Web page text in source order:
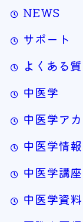
NEWS
サポート
よくある
中医学
中医学ア
中医学情
中医学講座
中医学資